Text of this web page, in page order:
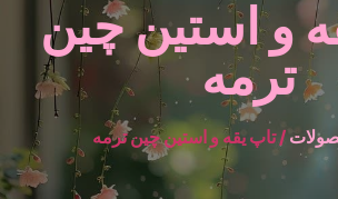
و استین چین
ترمه
/ تاپ یقه و استین چین ترمه